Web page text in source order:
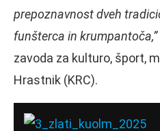
prepoznavnost dveh
funšterca in krumpantoča,”
zavoda za kulturo, šport,
Hrastnik (KRC).